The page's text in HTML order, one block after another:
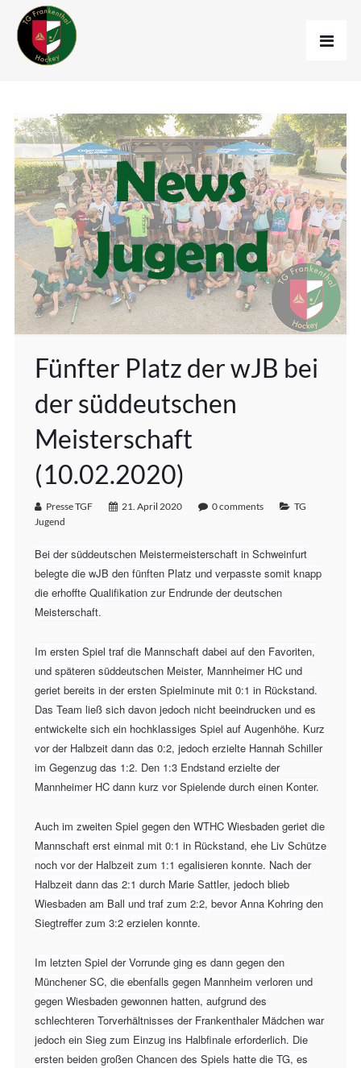
Fünfter Platz der wJB bei
der süddeutschen
Meisterschaft
(10.02.2020)
Presse TGF 21. April 2020 0 comments
TG
Jugend
Bei der süddeutschen Meistermeisterschaft in Schweinfurt
belegte die wJB den fünften Platz und verpasste somit knapp
die erhoffte Qualifikation zur Endrunde der deutschen
Meisterschaft.
Im ersten Spiel traf die Mannschaft dabei auf den Favoriten,
und späteren süddeutschen Meister, Mannheimer HC und
geriet bereits in der ersten Spielminute mit 0:1 in Rückstand.
Das Team ließ sich davon jedoch nicht beeindrucken und es
entwickelte sich ein hochklassiges Spiel auf Augenhöhe. Kurz
vor der Halbzeit dann das 0:2, jedoch erzielte Hannah Schiller
im Gegenzug das 1:2. Den 1:3 Endstand erzielte der
Mannheimer HC dann kurz vor Spielende durch einen Konter.
Auch im zweiten Spiel gegen den WTHC Wiesbaden geriet die
Mannschaft erst einmal mit 0:1 in Rückstand, ehe Liv Schütze
noch vor der Halbzeit zum 1:1 egalisieren konnte. Nach der
Halbzeit dann das 2:1 durch Marie Sattler, jedoch blieb
Wiesbaden am Ball und traf zum 2:2, bevor Anna Kohring den
Siegtreffer zum 3:2 erzielen konnte.
Im letzten Spiel der Vorrunde ging es dann gegen den
Münchener SC, die ebenfalls gegen Mannheim verloren und
gegen Wiesbaden gewonnen hatten, aufgrund des
schlechteren Torverhältnisses der Frankenthaler Mädchen war
jedoch ein Sieg zum Einzug ins Halbfinale erforderlich. Die
ersten beiden großen Chancen des Spiels hatte die TG, es